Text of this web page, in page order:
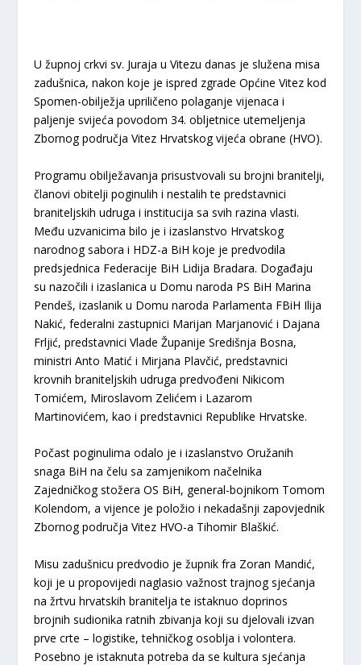
U župnoj crkvi sv. Juraja u Vitezu danas je služena misa
zadušnica, nakon koje je ispred zgrade Općine Vitez kod
Spomen-obilježja upriličeno polaganje vijenaca i
paljenje svijeća povodom 34. obljetnice utemeljenja
Zbornog područja Vitez Hrvatskog vijeća obrane (HVO).
Programu obilježavanja prisustvovali su brojni branitelji,
članovi obitelji poginulih i nestalih te predstavnici
braniteljskih udruga i institucija sa svih razina vlasti.
Među uzvanicima bilo je i izaslanstvo Hrvatskog
narodnog sabora i HDZ-a BiH koje je predvodila
predsjednica Federacije BiH Lidija Bradara. Događaju
su nazočili i izaslanica u Domu naroda PS BiH Marina
Pendeš, izaslanik u Domu naroda Parlamenta FBiH Ilija
Nakić, federalni zastupnici Marijan Marjanović i Dajana
Frljić, predstavnici Vlade Županije Središnja Bosna,
ministri Anto Matić i Mirjana Plavčić, predstavnici
krovnih braniteljskih udruga predvođeni Nikicom
Tomićem, Miroslavom Zelićem i Lazarom
Martinovićem, kao i predstavnici Republike Hrvatske.
Počast poginulima odalo je i izaslanstvo Oružanih
snaga BiH na čelu sa zamjenikom načelnika
Zajedničkog stožera OS BiH, general-bojnikom Tomom
Kolendom, a vijence je položio i nekadašnji zapovjednik
Zbornog područja Vitez HVO-a Tihomir Blaškić.
Misu zadušnicu predvodio je župnik fra Zoran Mandić,
koji je u propovijedi naglasio važnost trajnog sjećanja
na žrtvu hrvatskih branitelja te istaknuo doprinos
brojnih sudionika ratnih zbivanja koji su djelovali izvan
prve crte – logistike, tehničkog osoblja i volontera.
Posebno je istaknuta potreba da se kultura sjećanja